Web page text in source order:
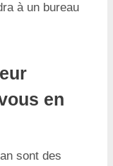
à un bureau
en
sont des